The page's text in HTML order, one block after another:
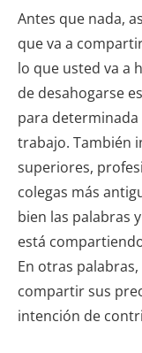
Antes que nada,
que va a
lo que usted va a
de desahogarse
para
trabajo. También
superiores,
colegas más
bien las palabras
está
En otras
compartir sus
intención de